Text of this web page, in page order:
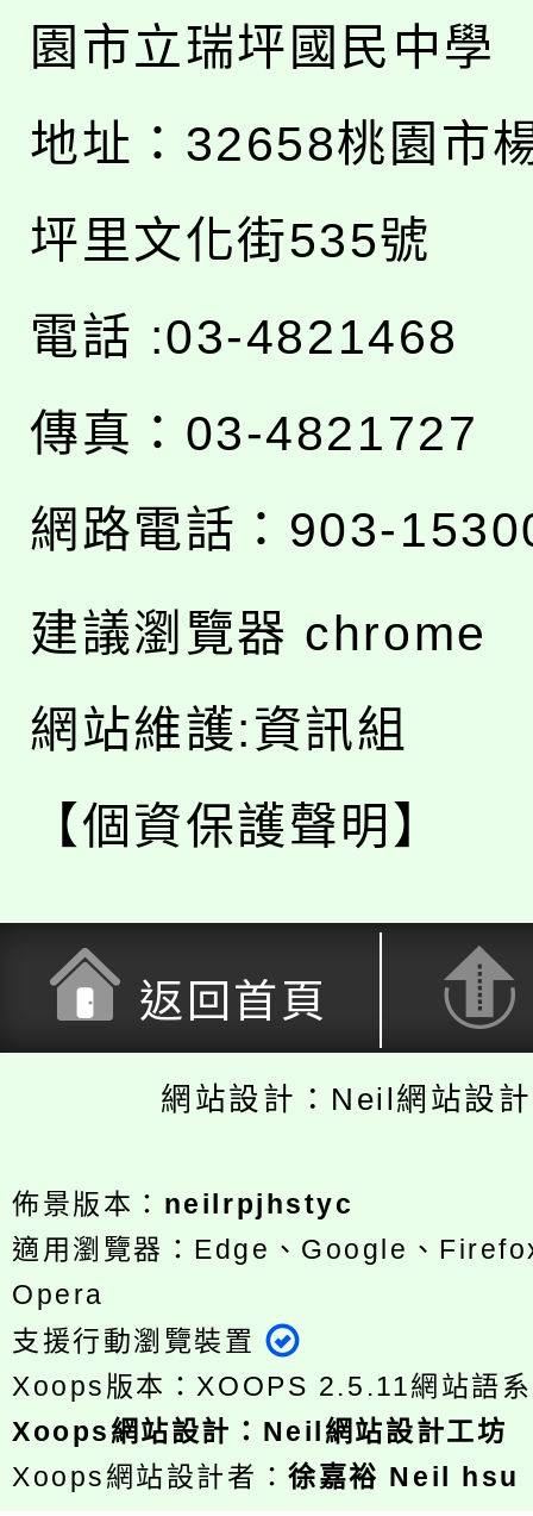
園市立瑞坪國民中學
地址： 32658桃園市
坪里文化街535號
電話 :03-4821468
傳真：03-4821727
網路電話：903-
建議瀏覽器 chrome
網站維護:資訊組
【個資保護聲明】
返回首頁
網站設計：Neil網站設
佈景版本： neilrpjhstyc
適用瀏覽器：Edge、Google、
Opera
支援行動瀏覽裝置
Xoops版本： XOOPS 2.5.11網站語
Xoops網站設計 ： Neil網站設計工坊
Xoops網站設計者：徐嘉裕 Neil hsu